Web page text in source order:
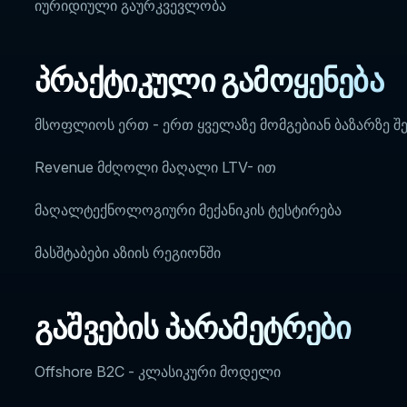
იურიდიული გაურკვევლობა
პრაქტიკული გამოყენება
მსოფლიოს ერთ - ერთ ყველაზე მომგებიან ბაზარზე
Revenue მძღოლი მაღალი LTV- ით
მაღალტექნოლოგიური მექანიკის ტესტირება
მასშტაბები აზიის რეგიონში
გაშვების პარამეტრები
Offshore B2C - კლასიკური მოდელი